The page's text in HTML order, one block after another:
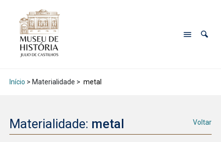
Início > Materialidade > metal
Materialidade: metal Voltar